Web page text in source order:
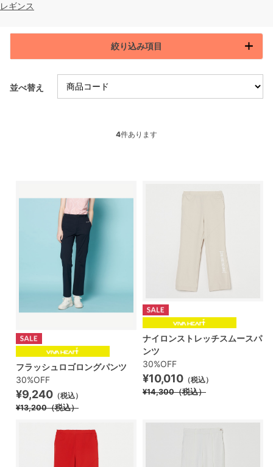
レギンス
絞り込み項目
並べ替え
4件あります
フラッシュロゴロングパンツ
30%OFF
¥9,240 （税込）
¥13,200（税込）
ナイロンストレッチスムースパ
ンツ
30%OFF
¥10,010 （税込）
¥14,300（税込）